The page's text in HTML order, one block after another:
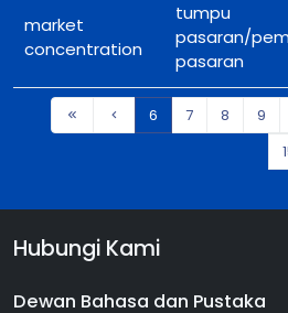
market
concentration
tumpu
pasaran/
pasaran
6 7 8 9
Hubungi Kami
Dewan Bahasa dan Pustaka